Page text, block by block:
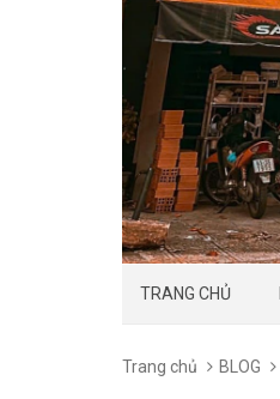
TRANG CHỦ
Trang chủ BLOG